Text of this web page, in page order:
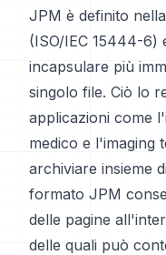
JPM è definito
(ISO/IEC 15444-6)
incapsulare più
singolo file. Ciò lo
applicazioni come
medico e l'imaging
archiviare insieme
formato JPM
delle pagine
delle quali può